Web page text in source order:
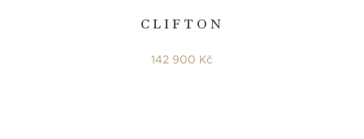
CLIFTON
142 900 Kč